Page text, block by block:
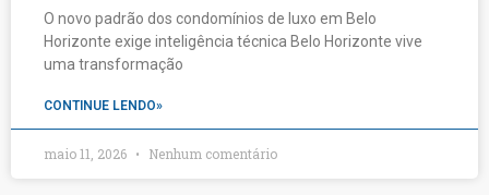
O novo padrão dos condomínios de luxo em Belo
Horizonte exige inteligência técnica Belo Horizonte vive
uma transformação
CONTINUE LENDO»
maio 11, 2026 Nenhum comentário